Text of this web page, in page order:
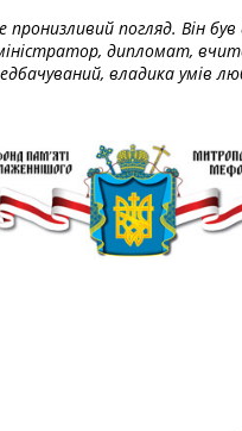
погляд. Він
дипломат,
владика умів